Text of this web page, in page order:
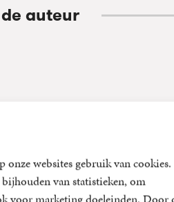
websites gebruik van cookies.
van statistieken, om
auteur
op de middelbare school met
bleef hij met De Bie samenwerken,
voor diverse
Gat van Nederland (VPRO). In
op, zij werden in 1974 en